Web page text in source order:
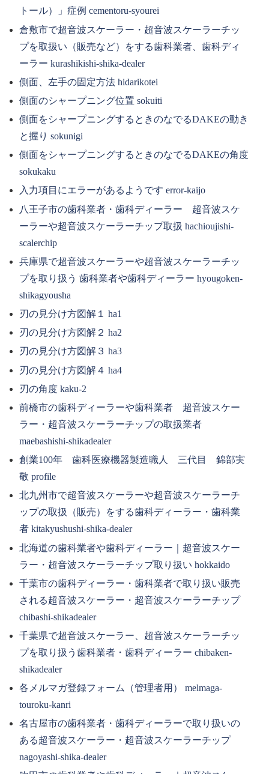
トール）」症例 cementoru-syourei
倉敷市で超音波スケーラー・超音波スケーラーチッ
プを取扱い（販売など）をする歯科業者、歯科ディ
ーラー kurashikishi-shika-dealer
側面、左手の固定方法 hidarikotei
側面のシャープニング位置 sokuiti
側面をシャープニングするときのなでるDAKEの動き
と握り sokunigi
側面をシャープニングするときのなでるDAKEの角度
sokukaku
入力項目にエラーがあるようです error-kaijo
八王子市の歯科業者・歯科ディーラー 超音波スケ
ーラーや超音波スケーラーチップ取扱 hachioujishi-
scalerchip
兵庫県で超音波スケーラーや超音波スケーラーチッ
プを取り扱う 歯科業者や歯科ディーラー hyougoken-
shikagyousha
刃の見分け方図解１ ha1
刃の見分け方図解２ ha2
刃の見分け方図解３ ha3
刃の見分け方図解４ ha4
刃の角度 kaku-2
前橋市の歯科ディーラーや歯科業者 超音波スケー
ラー・超音波スケーラーチップの取扱業者
maebashishi-shikadealer
創業100年 歯科医療機器製造職人 三代目 錦部実
敬 profile
北九州市で超音波スケーラーや超音波スケーラーチ
ップの取扱（販売）をする歯科ディーラー・歯科業
者 kitakyushushi-shika-dealer
北海道の歯科業者や歯科ディーラー｜超音波スケー
ラー・超音波スケーラーチップ取り扱い hokkaido
千葉市の歯科ディーラー・歯科業者で取り扱い販売
される超音波スケーラー・超音波スケーラーチップ
chibashi-shikadealer
千葉県で超音波スケーラー、超音波スケーラーチッ
プを取り扱う歯科業者・歯科ディーラー chibaken-
shikadealer
各メルマガ登録フォーム（管理者用） melmaga-
touroku-kanri
名古屋市の歯科業者・歯科ディーラーで取り扱いの
ある超音波スケーラー・超音波スケーラーチップ
nagoyashi-shika-dealer